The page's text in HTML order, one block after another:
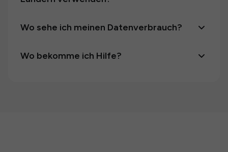
Wo sehe ich meinen Datenverbrauch?
Wo bekomme ich Hilfe?